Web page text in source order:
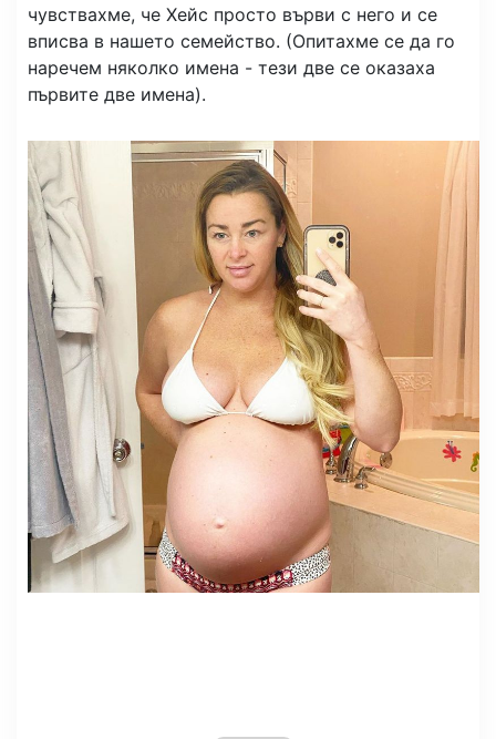
чувствахме, че Хейс просто върви с него и се
вписва в нашето семейство. (Опитахме се да го
наречем няколко имена - тези две се оказаха
първите две имена).⁣